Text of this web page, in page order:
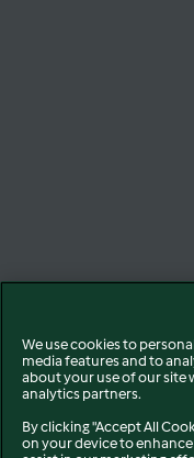
We use cookies to
media features and to
about your use of our site
analytics partners.
By clicking "Accept All
on your device to enhance